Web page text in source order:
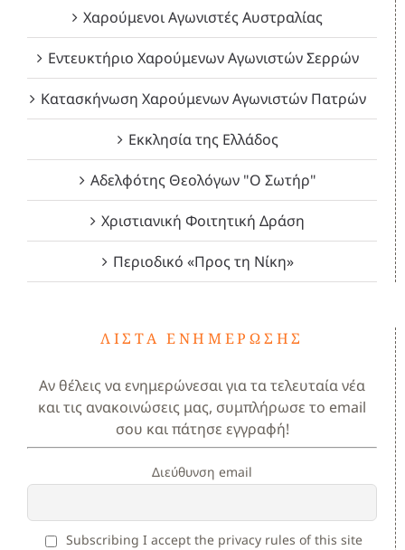
Χαρούμενοι Αγωνιστές Αυστραλίας
Εντευκτήριο Χαρούμενων Αγωνιστών Σερρών
Κατασκήνωση Χαρούμενων Αγωνιστών Πατρών
Εκκλησία της Ελλάδος
Αδελφότης Θεολόγων "Ο Σωτήρ"
Χριστιανική Φοιτητική Δράση
Περιοδικό «Προς τη Νίκη»
ΛΊΣΤΑ ΕΝΗΜΈΡΩΣΗΣ
Αν θέλεις να ενημερώνεσαι για τα τελευταία νέα
και τις ανακοινώσεις μας, συμπλήρωσε το email
σου και πάτησε εγγραφή!
Διεύθυνση email
Subscribing I accept the privacy rules of this site